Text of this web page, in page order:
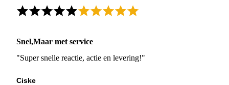
Snel,Maar met service
"Super snelle reactie, actie en levering!"
Ciske